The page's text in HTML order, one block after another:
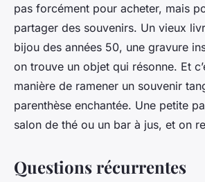
pas forcément pour acheter, mais
partager des souvenirs. Un vieux
bijou des années 50, une gravure
on trouve un objet qui résonne. Et
manière de ramener un souvenir
parenthèse enchantée. Une petite
salon de thé ou un bar à jus, et on
Questions récurrentes